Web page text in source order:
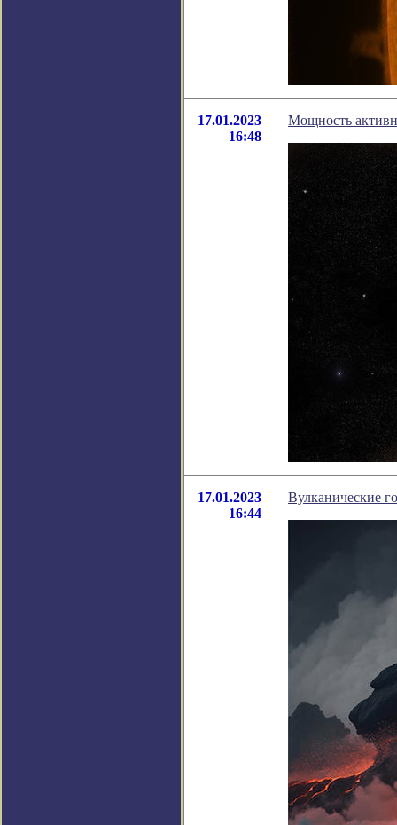
17.01.2023
16:48
Мощность
17.01.2023
16:44
Вулканические